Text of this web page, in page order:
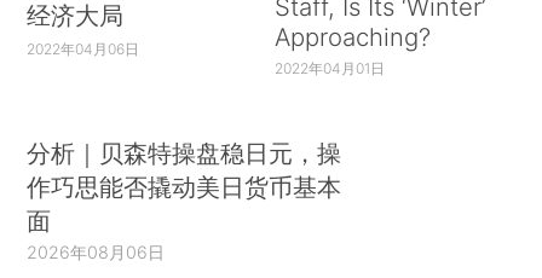
经济大局
2022年04月06日
Staff, Is Its ‘Winter’
Approaching?
2022年04月01日
分析｜贝森特操盘稳日元，操
作巧思能否撬动美日货币基本
面
2026年08月06日